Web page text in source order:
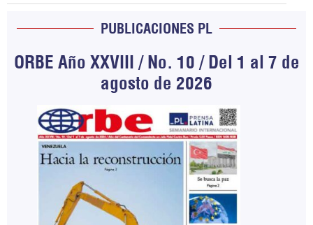
PUBLICACIONES PL
ORBE Año XXVIII / No. 10 / Del 1 al 7 de
agosto de 2026